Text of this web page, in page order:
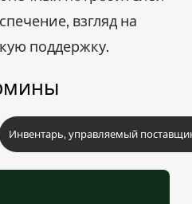
взгляд на
поддержку.
Инвентарь, управляемый